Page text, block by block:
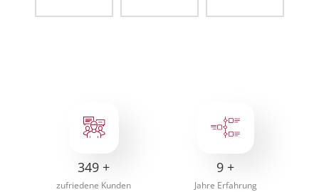
350 +
zufriedene Kunden
10 +
Jahre Erfahrung